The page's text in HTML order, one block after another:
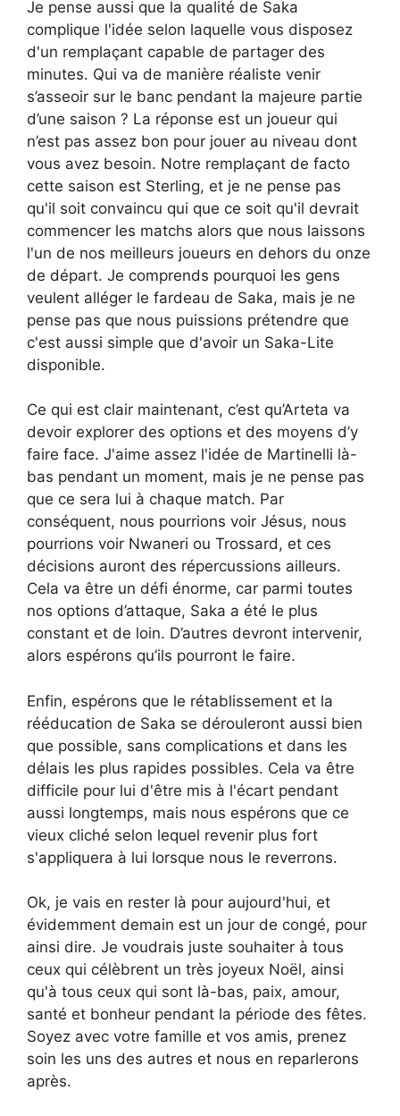
Je pense aussi que la qualité de Saka
complique l'idée selon laquelle vous disposez
d'un remplaçant capable de partager des
minutes. Qui va de manière réaliste venir
s’asseoir sur le banc pendant la majeure partie
d’une saison ? La réponse est un joueur qui
n’est pas assez bon pour jouer au niveau dont
vous avez besoin. Notre remplaçant de facto
cette saison est Sterling, et je ne pense pas
qu'il soit convaincu qui que ce soit qu'il devrait
commencer les matchs alors que nous laissons
l'un de nos meilleurs joueurs en dehors du onze
de départ. Je comprends pourquoi les gens
veulent alléger le fardeau de Saka, mais je ne
pense pas que nous puissions prétendre que
c'est aussi simple que d'avoir un Saka-Lite
disponible.
Ce qui est clair maintenant, c’est qu’Arteta va
devoir explorer des options et des moyens d’y
faire face. J'aime assez l'idée de Martinelli là-
bas pendant un moment, mais je ne pense pas
que ce sera lui à chaque match. Par
conséquent, nous pourrions voir Jésus, nous
pourrions voir Nwaneri ou Trossard, et ces
décisions auront des répercussions ailleurs.
Cela va être un défi énorme, car parmi toutes
nos options d’attaque, Saka a été le plus
constant et de loin. D’autres devront intervenir,
alors espérons qu’ils pourront le faire.
Enfin, espérons que le rétablissement et la
rééducation de Saka se dérouleront aussi bien
que possible, sans complications et dans les
délais les plus rapides possibles. Cela va être
difficile pour lui d'être mis à l'écart pendant
aussi longtemps, mais nous espérons que ce
vieux cliché selon lequel revenir plus fort
s'appliquera à lui lorsque nous le reverrons.
Ok, je vais en rester là pour aujourd'hui, et
évidemment demain est un jour de congé, pour
ainsi dire. Je voudrais juste souhaiter à tous
ceux qui célèbrent un très joyeux Noël, ainsi
qu'à tous ceux qui sont là-bas, paix, amour,
santé et bonheur pendant la période des fêtes.
Soyez avec votre famille et vos amis, prenez
soin les uns des autres et nous en reparlerons
après.